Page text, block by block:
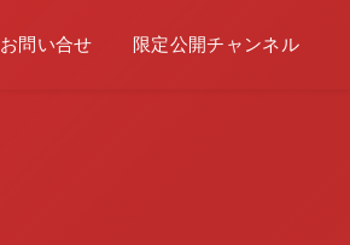
お問い合せ 限定公開チャンネル